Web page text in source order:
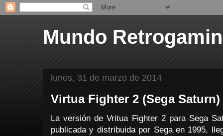
Mundo
lunes, 31 de marzo de 2014
Virtua Fighter 2 (Sega Saturn)
La versión de Vritua Fighter 2 para Sega
publicada y distribuida por Sega en 1995,